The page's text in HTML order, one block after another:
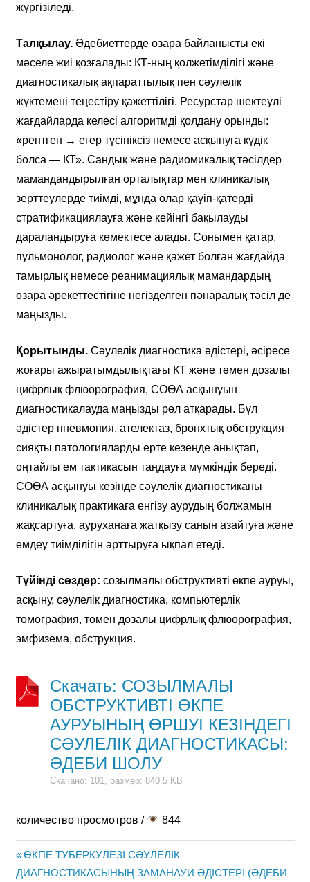
жүргізіледі.
Талқылау.Әдебиеттерде өзара байланысты екі
мәселе жиі қозғалады: КТ-ның қолжетімділігі және
диагностикалық ақпараттылық пен сәулелік
жүктемені теңестіру қажеттілігі. Ресурстар шектеулі
жағдайларда келесі алгоритмді қолдану орынды:
«рентген → егер түсініксіз немесе асқынуға күдік
болса — КТ». Сандық және радиомикалық тәсілдер
мамандандырылған орталықтар мен клиникалық
зерттеулерде тиімді, мұнда олар қауіп-қатерді
стратификациялауға және кейінгі бақылауды
дараландыруға көмектесе алады. Сонымен қатар,
пульмонолог, радиолог және қажет болған жағдайда
тамырлық немесе реанимациялық мамандардың
өзара әрекеттестігіне негізделген пәнаралық тәсіл де
маңызды.
Қорытынды.Сәулелік диагностика әдістері, әсіресе
жоғары ажыратымдылықтағы КТ және төмен дозалы
цифрлық флюорография, СОӨА асқынуын
диагностикалауда маңызды рөл атқарады. Бұл
әдістер пневмония, ателектаз, бронхтық обструкция
сияқты патологияларды ерте кезеңде анықтап,
оңтайлы ем тактикасын таңдауға мүмкіндік береді.
СОӨА асқынуы кезінде сәулелік диагностиканы
клиникалық практикаға енгізу аурудың болжамын
жақсартуға, ауруханаға жатқызу санын азайтуға және
емдеу тиімділігін арттыруға ықпал етеді.
Түйінді сөздер: созылмалы обструктивті өкпе ауруы,
асқыну, сәулелік диагностика, компьютерлік
томография, төмен дозалы цифрлық флюорография,
эмфизема, обструкция.
Скачать: СОЗЫЛМАЛЫ
ОБСТРУКТИВТІ ӨКПЕ
АУРУЫНЫҢ ӨРШУІ КЕЗІНДЕГІ
СӘУЛЕЛІК ДИАГНОСТИКАСЫ:
ӘДЕБИ ШОЛУ
Скачано: 101, размер: 840.5 KB
количество просмотров / 844
Жазба
Previous
Post:
ӨКПЕ ТУБЕРКУЛЕЗІ СӘУЛЕЛІК
ДИАГНОСТИКАСЫНЫҢ ЗАМАНАУИ ӘДІСТЕРІ (ӘДЕБИ